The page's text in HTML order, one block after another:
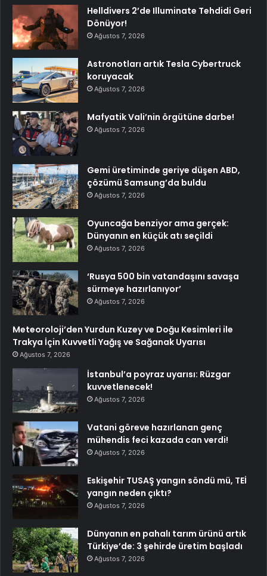
Helldivers 2’de Illuminate Tehdidi Geri
Dönüyor!
Ağustos 7, 2026
Astronotları artık Tesla Cybertruck
koruyacak
Ağustos 7, 2026
Mafyatik Vali’nin örgütüne darbe!
Ağustos 7, 2026
Gemi üretiminde geriye düşen ABD,
çözümü Samsung’da buldu
Ağustos 7, 2026
Oyuncağa benziyor ama gerçek:
Dünyanın en küçük atı seçildi
Ağustos 7, 2026
‘Rusya 500 bin vatandaşını savaşa
sürmeye hazırlanıyor’
Ağustos 7, 2026
Meteoroloji’den Yurdun Kuzey ve Doğu Kesimleri ile
Trakya İçin Kuvvetli Yağış ve Sağanak Uyarısı
Ağustos 7, 2026
İstanbul’a poyraz uyarısı: Rüzgar
kuvvetlenecek!
Ağustos 7, 2026
Vatani göreve hazırlanan genç
mühendis feci kazada can verdi!
Ağustos 7, 2026
Eskişehir TUSAŞ yangın söndü mü, TEİ
yangın neden çıktı?
Ağustos 7, 2026
Dünyanın en pahalı tarım ürünü artık
Türkiye’de: 3 şehirde üretim başladı
Ağustos 7, 2026